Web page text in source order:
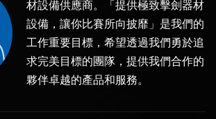
材設備供應商。「提供極致擊劍器材
設備，讓你比賽所向披靡」是我們的
工作重要目標，希望透過我們勇於追
求完美目標的團隊，提供我們合作的
夥伴卓越的產品和服務。